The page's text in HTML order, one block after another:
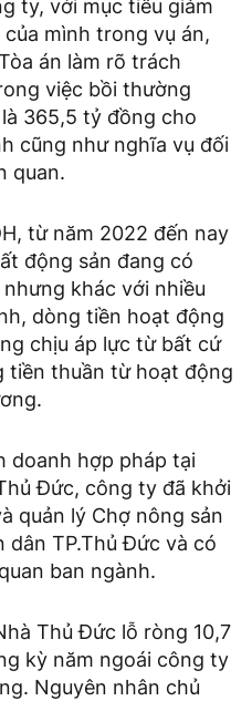
ty, với mục tiêu giảm
mình trong vụ án,
án làm rõ trách
việc bồi thường
365,5 tỷ đồng cho
cũng như nghĩa vụ đối
quan.
từ năm 2022 đến nay
động sản đang có
khác với nhiều
dòng tiền hoạt động
chịu áp lực từ bất cứ
tiền thuần từ hoạt động
doanh hợp pháp tại
Đức, công ty đã khởi
quản lý Chợ nông sản
dân TP.Thủ Đức và có
ban ngành.
Thủ Đức lỗ ròng 10,7
kỳ năm ngoái công ty
Nguyên nhân chủ